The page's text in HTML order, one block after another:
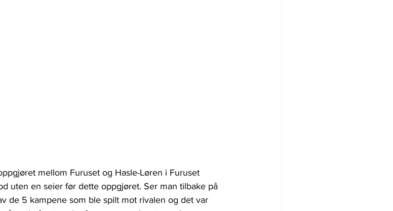
mellom Furuset og Hasle-Løren i Furuset
uten en seier før dette oppgjøret. Ser man tilbake på
de 5 kampene som ble spilt mot rivalen og det var